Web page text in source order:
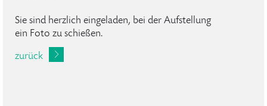
Sie sind herzlich eingeladen, bei der Aufstellung
ein Foto zu schießen.
zurück